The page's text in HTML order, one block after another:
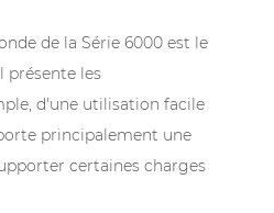
de la Série 6000 est le
présente les
d'une utilisation facile
principalement une
certaines charges